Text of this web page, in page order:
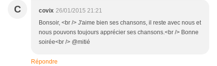
C covix 26/01/2015 21:21
Bonsoir, <br /> J'aime bien ses chansons, il reste avec nous et
nous pouvons toujours apprécier ses chansons.<br /> Bonne
soirée<br /> @mitié
Répondre